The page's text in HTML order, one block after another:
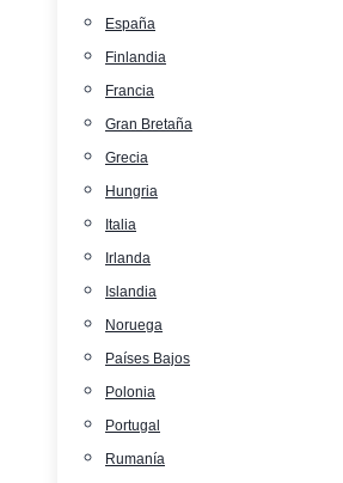
España
Finlandia
Francia
Gran Bretaña
Grecia
Hungria
Italia
Irlanda
Islandia
Noruega
Países Bajos
Polonia
Portugal
Rumanía